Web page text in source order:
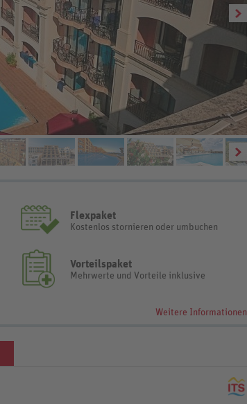
Flexpaket
Kostenlos stornieren oder umbuchen
Vorteilspaket
Mehrwerte und Vorteile inklusive
Weitere Informationen